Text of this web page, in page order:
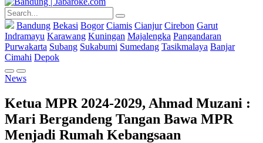
Bandung Bekasi Bogor Ciamis Cianjur Cirebon Garut
Indramayu Karawang Kuningan Majalengka Pangandaran
Purwakarta Subang Sukabumi Sumedang Tasikmalaya Banjar
Cimahi Depok
News
Ketua MPR 2024-2029, Ahmad Muzani :
Mari Bergandeng Tangan Bawa MPR
Menjadi Rumah Kebangsaan